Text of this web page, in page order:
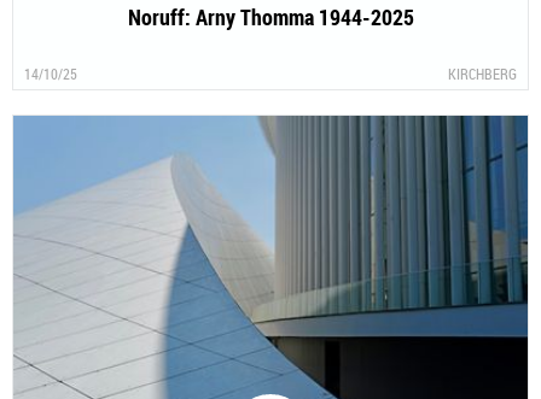
Noruff: Arny Thomma 1944-2025
14/10/25 KIRCHBERG